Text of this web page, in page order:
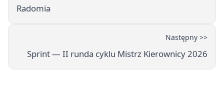
Radomia
Następny >>
Sprint — II runda cyklu Mistrz Kierownicy 2026